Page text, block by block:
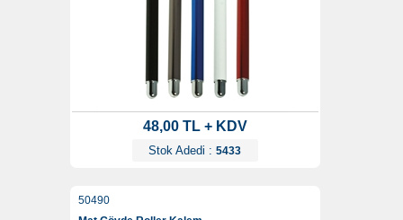
48,00 TL + KDV
Stok Adedi : 5433
50490